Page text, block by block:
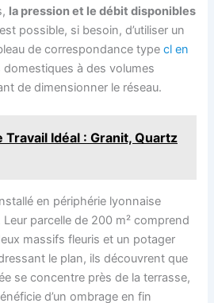
la pression et le débit disponibles
possible, si besoin, d’utiliser un
de correspondance typecl en
domestiques à des volumes
de dimensionner le réseau.
Travail Idéal : Granit, Quartz
en périphérie lyonnaise
parcelle de 200 m² comprend
massifs fleuris et un potager
le plan, ils découvrent que
se concentre près de la terrasse,
d’un ombrage en fin